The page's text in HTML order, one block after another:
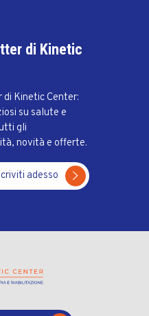
di Kinetic
Kinetic Center:
su salute e
gli
novità e offerte.
adesso